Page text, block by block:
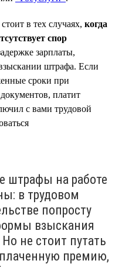
в тех случаях, когда
спор
зарплаты,
штрафа. Если
сроки при
платит
с вами трудовой
штрафы на работе
в трудовом
попросту
взыскания
не стоит путать
премию,